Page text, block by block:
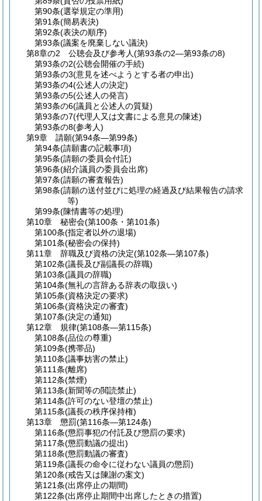
第90条(選挙規定の準用)
第91条(簡易表決)
第92条(表決の順序)
第93条(議案を廃棄しない議決)
第8章の2
公聴会及び参考人(第93条の2―第93条の8)
第93条の2(公聴会開催の手続)
第93条の3(意見を述べようとする者の申出)
第93条の4(公述人の決定)
第93条の5(公述人の発言)
第93条の6(議員と公述人の質疑)
第93条の7(代理人又は文書による意見の陳述)
第93条の8(参考人)
第9章
請願(第94条―第99条)
第94条(請願書の記載事項)
第95条(請願の委員会付託)
第96条(紹介議員の委員会出席)
第97条(請願の審査報告)
第98条(請願の送付並びに処理の経過及び結果報告の請求
等)
第99条(陳情書等の処理)
第10章
秘密会(第100条・第101条)
第100条(指定者以外の退場)
第101条(秘密会の保持)
第11章
辞職及び資格の決定(第102条―第107条)
第102条(議長及び副議長の辞職)
第103条(議員の辞職)
第104条(無礼の言辞ある辞表の取扱い)
第105条(資格決定の要求)
第106条(資格決定の審査)
第107条(決定の通知)
第12章
規律(第108条―第115条)
第108条(品位の尊重)
第109条(携帯品)
第110条(議事妨害の禁止)
第111条(離席)
第112条(禁煙)
第113条(新聞等の閲読禁止)
第114条(許可のない登壇の禁止)
第115条(議長の秩序保持権)
第13章
懲罰(第116条―第124条)
第116条(懲罰事犯の付託及び懲罰の要求)
第117条(懲罰動議の提出)
第118条(懲罰動議の審査)
第119条(議長の命令に従わない議員の懲罰)
第120条(戒告又は陳謝の案文)
第121条(出席停止の期間)
第122条(出席停止期間中出席したときの措置)